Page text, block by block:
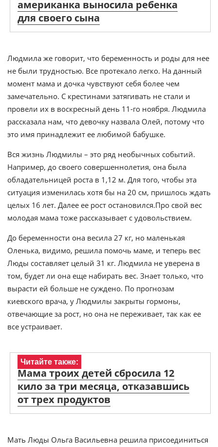
американка выносила ребенка
для своего сына
Людмила же говорит, что беременность и роды для нее
не были трудностью. Все протекало легко. На данный
момент мама и дочка чувствуют себя более чем
замечательно. С крестинами затягивать не стали и
провели их в воскресный день 11-го ноября. Людмила
рассказала нам, что девочку назвала Олей, потому что
это имя принадлежит ее любимой бабушке.
Вся жизнь Людмилы – это ряд необычных событий.
Например, до своего совершеннолетия, она была
обладательницей роста в 1,12 м. Для того, чтобы эта
ситуация изменилась хотя бы на 20 см, пришлось ждать
целых 16 лет. Далее ее рост остановился.Про свой вес
молодая мама тоже рассказывает с удовольствием.
До беременности она весила 27 кг, но маленькая
Оленька, видимо, решила помочь маме, и теперь вес
Люды составляет целый 31 кг. Людмила не уверена в
том, будет ли она еще набирать вес. Знает только, что
вырасти ей больше не суждено. По прогнозам
киевского врача, у Людмилы закрыты гормоны,
отвечающие за рост, но она не переживает, так как ее
все устраивает.
Читайте также:
Мама троих детей сбросила 12
кило за три месяца, отказавшись
от трех продуктов
Мать Люды Ольга Васильевна решила присоединиться